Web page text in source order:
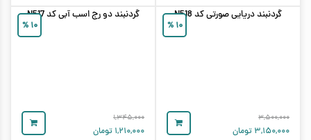
۱۰ %
گردنبند دریایی صورتی کد N518
۳,۵۰۰,۰۰۰
۳,۱۵۰,۰۰۰ تومان
۱۰ %
گردنبند دو رج اسب آبی کد N517
۱,۳۴۵,۰۰۰
۱,۲۱۰,۰۰۰ تومان